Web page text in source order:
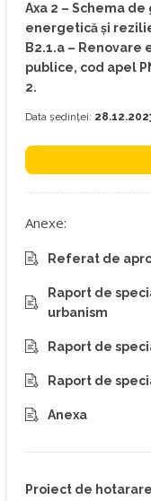
Axa 2 – Schema
energetică și
B2.1.a –
publice, cod apel
2.
Data ședinței:
Anexe:
Referat de
Raport de
urbanism
Raport de
Raport de
Anexa
Proiect de